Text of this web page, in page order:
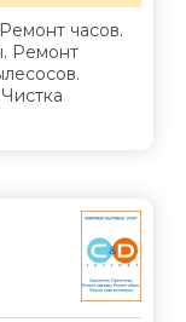
часов.
Ремонт